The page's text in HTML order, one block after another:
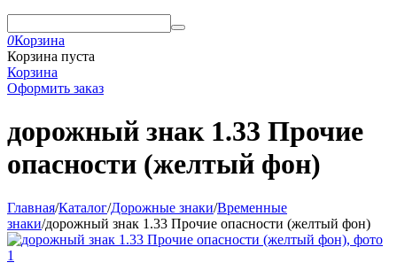
0Корзина
Корзина пуста
Корзина
Оформить заказ
дорожный знак 1.33 Прочие
опасности (желтый фон)
Главная/Каталог/Дорожные знаки/Временные
знаки/дорожный знак 1.33 Прочие опасности (желтый фон)